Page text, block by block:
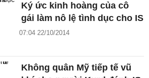
Ký ức kinh hoàng của cô
gái làm nô lệ tình dục cho IS
07:04 22/10/2014
Không quân Mỹ tiếp tế vũ